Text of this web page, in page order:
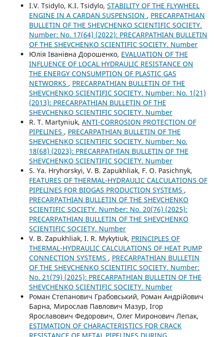
I.V. Tsidylo, K.I. Tsidylo, STABILITY OF THE FLYWHEEL
ENGINE IN A CARDAN SUSPENSION , PRECARPATHIAN
BULLETIN OF THE SHEVCHENKO SCIENTIFIC SOCIETY.
Number: No. 17(64) (2022): PRECARPATHIAN BULLETIN
OF THE SHEVCHENKO SCIENTIFIC SOCIETY. Number
Юлія Іванівна Дорошенко, EVALUATION OF THE
INFLUENCE OF LOCAL HYDRAULIC RESISTANCE ON
THE ENERGY CONSUMPTION OF PLASTIC GAS
NETWORKS , PRECARPATHIAN BULLETIN OF THE
SHEVCHENKO SCIENTIFIC SOCIETY. Number: No. 1(21)
(2013): PRECARPATHIAN BULLETIN OF THE
SHEVCHENKO SCIENTIFIC SOCIETY. Number
R. T. Martyniuk, ANTI-CORROSION PROTECTION OF
PIPELINES , PRECARPATHIAN BULLETIN OF THE
SHEVCHENKO SCIENTIFIC SOCIETY. Number: No.
18(68) (2023): PRECARPATHIAN BULLETIN OF THE
SHEVCHENKO SCIENTIFIC SOCIETY. Number
S. Ya. Hryhorskyi, V. B. Zapukhliak, F. O. Pasichnyk,
FEATURES OF THERMAL-HYDRAULIC CALCULATIONS OF
PIPELINES FOR BIOGAS PRODUCTION SYSTEMS ,
PRECARPATHIAN BULLETIN OF THE SHEVCHENKO
SCIENTIFIC SOCIETY. Number: No. 20(76) (2025):
PRECARPATHIAN BULLETIN OF THE SHEVCHENKO
SCIENTIFIC SOCIETY. Number
V. В. Zapukhliak, I. R. Mykytiuk, PRINCIPLES OF
THERMAL-HYDRAULIC CALCULATIONS OF HEAT PUMP
CONNECTION SYSTEMS , PRECARPATHIAN BULLETIN
OF THE SHEVCHENKO SCIENTIFIC SOCIETY. Number:
No. 21(79) (2025): PRECARPATHIAN BULLETIN OF THE
SHEVCHENKO SCIENTIFIC SOCIETY. Number
Роман Степанович Грабовський, Роман Андрійович
Барна, Мирослав Павлович Мазур, Ігор
Ярославович Федорович, Олег Миронович Лепак,
ESTIMATION OF CHARACTERISTICS FOR CRACK